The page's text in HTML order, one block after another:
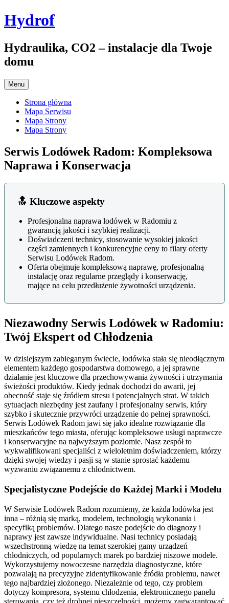
Przejdź
do
Hydrof
Hydraulika, CO2 – instalacje dla Twoje
domu
Menu
Strona główna
Mapa Serwisu
Mapa Strony
Mapa Strony
Serwis Lodówek Radom: Kompleksowa
Naprawa i Konserwacja
🔝 Kluczowe aspekty
Profesjonalna naprawa lodówek w Radomiu z
gwarancją jakości i szybkiej realizacji.
Doświadczeni technicy, stosowanie wysokiej jakości
części zamiennych i konkurencyjne ceny to filary oferty
Serwisu Lodówek Radom.
Oferta obejmuje kompleksową naprawę, profesjonalną
instalację oraz regularne przeglądy i konserwację,
mające na celu przedłużenie żywotności urządzenia.
Niezawodny Serwis Lodówek w Radomiu:
Twój Ekspert od Chłodzenia
W dzisiejszym zabieganym świecie, lodówka stała się nieodłącznym
elementem każdego gospodarstwa domowego, a jej sprawne
działanie jest kluczowe dla przechowywania żywności i utrzymania
świeżości produktów. Kiedy jednak dochodzi do awarii, jej
obecność staje się źródłem stresu i potencjalnych strat. W takich
sytuacjach niezbędny jest zaufany i profesjonalny serwis, który
szybko i skutecznie przywróci urządzenie do pełnej sprawności.
Serwis Lodówek Radom jawi się jako idealne rozwiązanie dla
mieszkańców tego miasta, oferując kompleksowe usługi naprawcze
i konserwacyjne na najwyższym poziomie. Nasz zespół to
wykwalifikowani specjaliści z wieloletnim doświadczeniem, którzy
dzięki swojej wiedzy i pasji są w stanie sprostać każdemu
wyzwaniu związanemu z chłodnictwem.
Specjalistyczne Podejście do Każdej Marki i Modelu
W Serwisie Lodówek Radom rozumiemy, że każda lodówka jest
inna – różnią się marką, modelem, technologią wykonania i
specyfiką problemów. Dlatego nasze podejście do diagnozy i
naprawy jest zawsze indywidualne. Nasi technicy posiadają
wszechstronną wiedzę na temat szerokiej gamy urządzeń
chłodniczych, od popularnych marek po bardziej niszowe modele.
Wykorzystujemy nowoczesne narzędzia diagnostyczne, które
pozwalają na precyzyjne zidentyfikowanie źródła problemu, nawet
tego najbardziej złożonego. Niezależnie od tego, czy problem
dotyczy kompresora, systemu chłodzenia, elektronicznego panelu
sterowania, czy też drobnej nieszczelności, możemy zagwarantować